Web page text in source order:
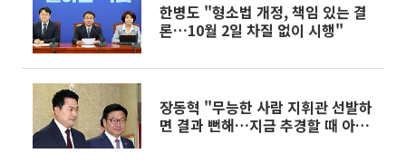
한병도 "형소법 개정, 책임 있는 결
론…10월 2일 차질 없이 시행"
장동혁 "무능한 사람 지휘관 선발하
면 결과 뻔해…지금 추경할 때 아